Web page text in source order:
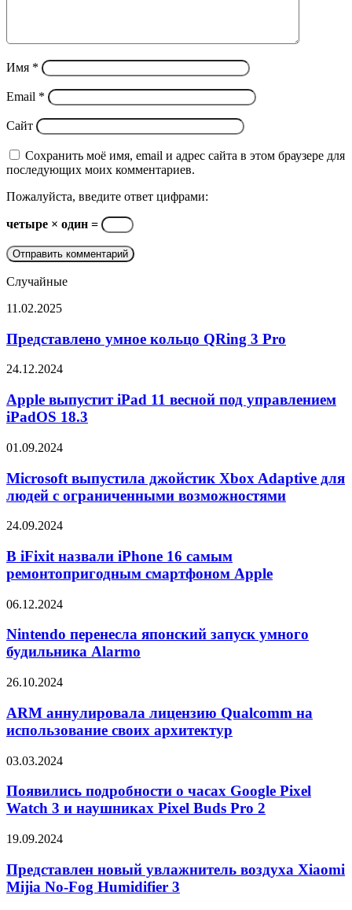
Имя *
Email *
Сайт
Сохранить моё имя, email и адрес сайта в этом браузере для
последующих моих комментариев.
Пожалуйста, введите ответ цифрами:
четыре × один =
Случайные
Представлено
кольцо
QRing
3
11.02.2025
Представлено умное кольцо QRing 3 Pro
Apple
iPad
11
весной
управлением
18.3
24.12.2024
Apple выпустит iPad 11 весной под управлением
iPadOS 18.3
Microsoft
джойстик
Xbox
Adaptive
людей
ограниченными
возможностями
01.09.2024
Microsoft выпустила джойстик Xbox Adaptive для
людей с ограниченными возможностями
В
назвали
iPhone
16
ремонтопригодным
Apple
24.09.2024
В iFixit назвали iPhone 16 самым
ремонтопригодным смартфоном Apple
Nintendo
японский
запуск
умного
Alarmo
06.12.2024
Nintendo перенесла японский запуск умного
будильника Alarmo
ARM
лицензию
Qualcomm
на
своих
26.10.2024
ARM аннулировала лицензию Qualcomm на
использование своих архитектур
Появились
о
часах
Google
Watch
и
наушниках
03.03.2024
Появились подробности о часах Google Pixel
Watch 3 и наушниках Pixel Buds Pro 2
Представлен
увлажнитель
воздуха
Xiaomi
19.09.2024
Представлен новый увлажнитель воздуха Xiaomi
Mijia No-Fog Humidifier 3